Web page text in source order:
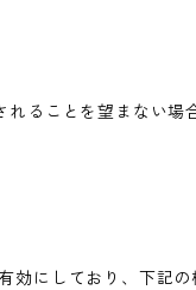
ることを望まない
効にしており、下記